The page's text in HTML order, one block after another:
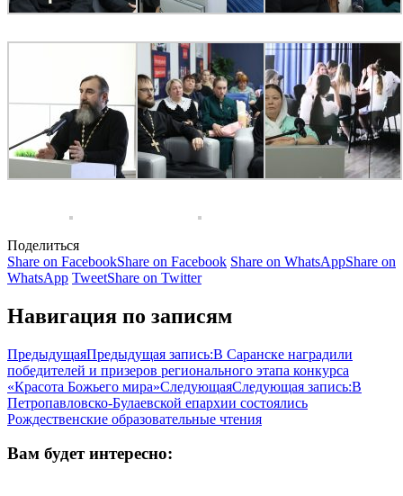
Поделиться
Share on FacebookShare on Facebook Share on WhatsAppShare on
WhatsApp TweetShare on Twitter
Навигация по записям
ПредыдущаяПредыдущая запись:В Саранске наградили
победителей и призеров регионального этапа конкурса
«Красота Божьего мира»СледующаяСледующая запись:В
Петропавловско-Булаевской епархии состоялись
Рождественские образовательные чтения
Вам будет интересно: